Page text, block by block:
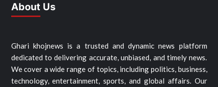
About Us
Ghari khojnews is a trusted and dynamic news platform
dedicated to delivering accurate, unbiased, and timely news.
We cover a wide range of topics, including politics, business,
technology, entertainment, sports, and global affairs. Our